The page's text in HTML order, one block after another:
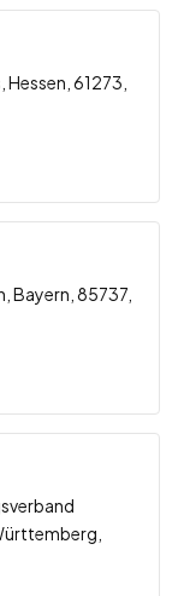
61273,
Bayern, 85737,